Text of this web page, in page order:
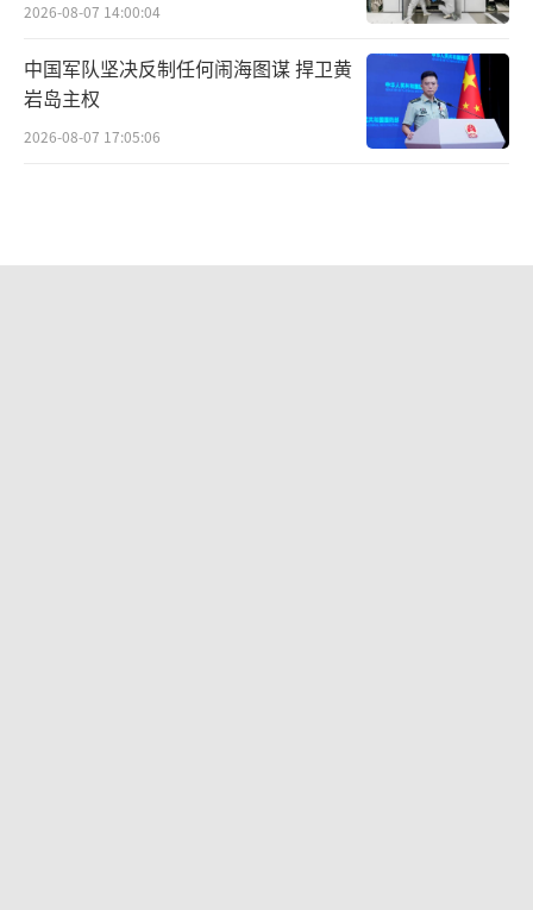
2026-08-07 14:00:04
中国军队坚决反制任何闹海图谋 捍卫黄
岩岛主权
2026-08-07 17:05:06